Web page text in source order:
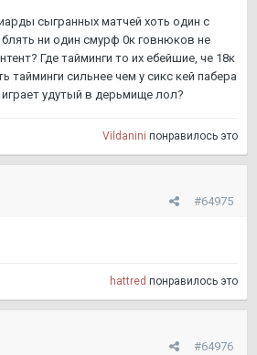
сыгранных матчей хоть один с
блять ни один смурф 0к говнюков не
Где тайминги то их ебейшие, че 18к
тайминги сильнее чем у сикс кей пабера
удутый в дерьмище лол?
Vildanini понравилось это
#64975
hattred понравилось это
#64976